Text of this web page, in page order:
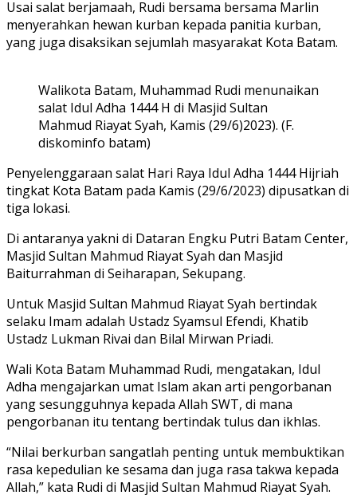
Usai salat berjamaah, Rudi bersama bersama Marlin
menyerahkan hewan kurban kepada panitia kurban,
yang juga disaksikan sejumlah masyarakat Kota Batam.
Walikota Batam, Muhammad Rudi menunaikan
salat Idul Adha 1444 H di Masjid Sultan
Mahmud Riayat Syah, Kamis (29/6)2023). (F.
diskominfo batam)
Penyelenggaraan salat Hari Raya Idul Adha 1444 Hijriah
tingkat Kota Batam pada Kamis (29/6/2023) dipusatkan di
tiga lokasi.
Di antaranya yakni di Dataran Engku Putri Batam Center,
Masjid Sultan Mahmud Riayat Syah dan Masjid
Baiturrahman di Seiharapan, Sekupang.
Untuk Masjid Sultan Mahmud Riayat Syah bertindak
selaku Imam adalah Ustadz Syamsul Efendi, Khatib
Ustadz Lukman Rivai dan Bilal Mirwan Priadi.
Wali Kota Batam Muhammad Rudi, mengatakan, Idul
Adha mengajarkan umat Islam akan arti pengorbanan
yang sesungguhnya kepada Allah SWT, di mana
pengorbanan itu tentang bertindak tulus dan ikhlas.
“Nilai berkurban sangatlah penting untuk membuktikan
rasa kepedulian ke sesama dan juga rasa takwa kepada
Allah,” kata Rudi di Masjid Sultan Mahmud Riayat Syah.